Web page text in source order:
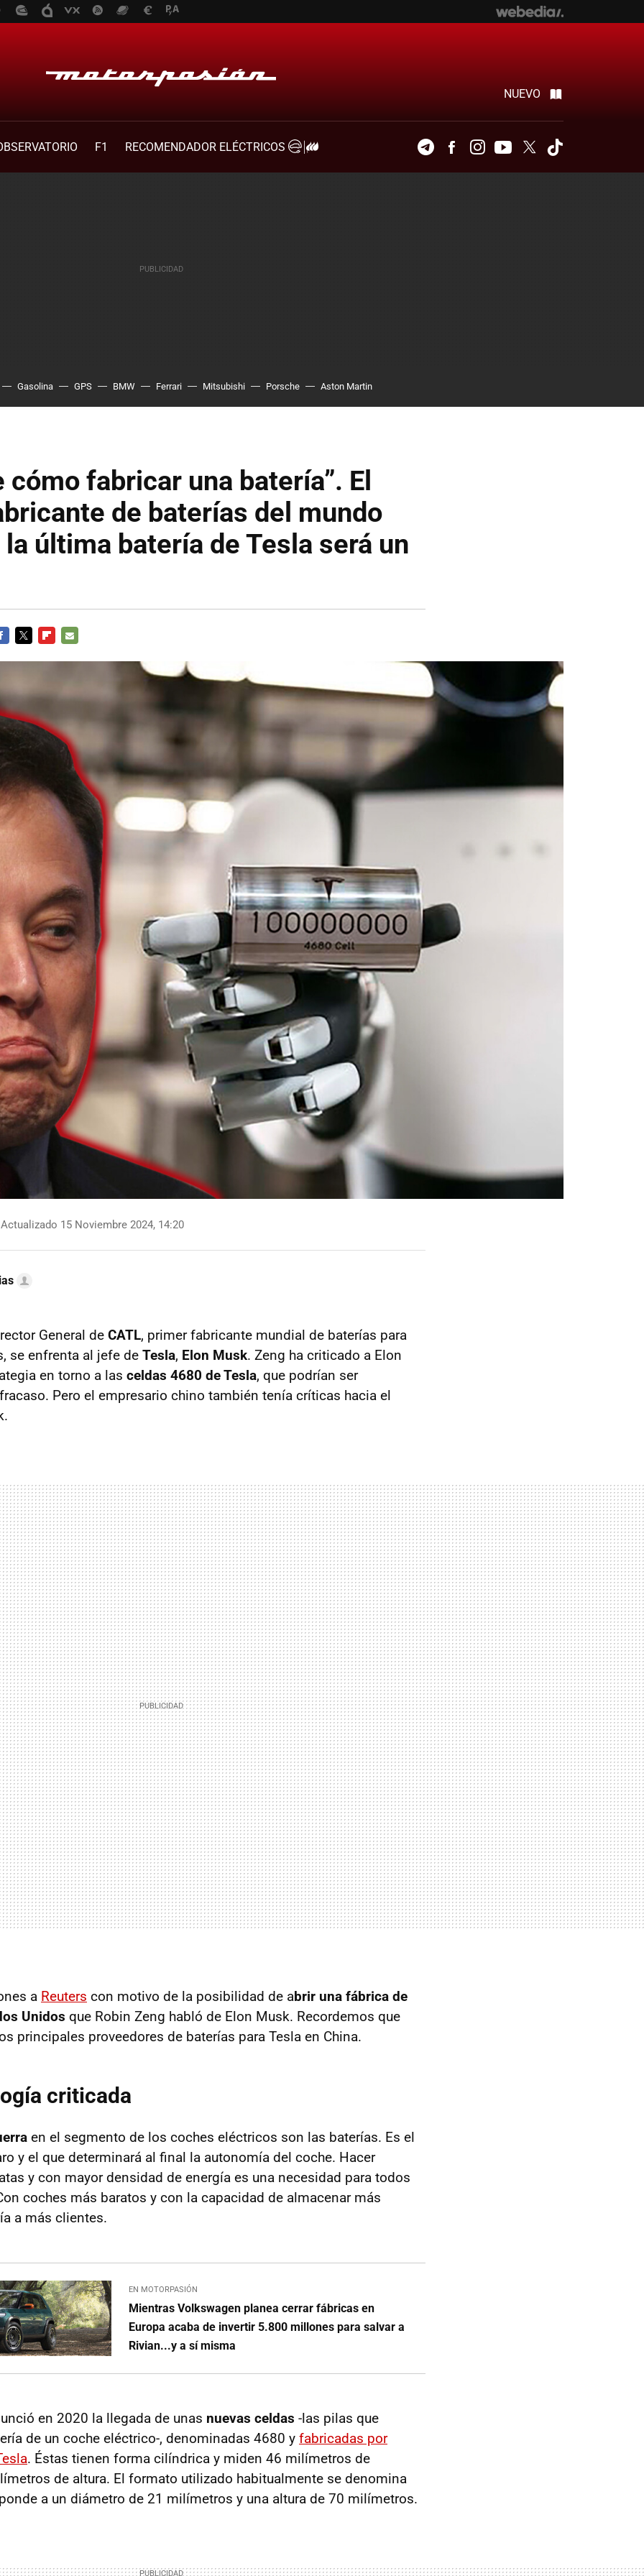
NUEVO
F1 RECOMENDADOR ELÉCTRICOS TelegramFacebookInstagramYoutubeTwitter
Gasolina GPS BMW Ferrari Mitsubishi Porsche Aston Martin
cómo fabricar una batería”. El
de baterías del mundo
última batería de Tesla será un
15 Noviembre 2024, 14:20
General de CATL, primer fabricante mundial de baterías para
se enfrenta al jefe de Tesla, Elon Musk. Zeng ha criticado a Elon
en torno a las celdas 4680 de Tesla, que podrían ser
Pero el empresario chino también tenía críticas hacia el
a Reuters con motivo de la posibilidad de abrir una fábrica de
Unidos que Robin Zeng habló de Elon Musk. Recordemos que
principales proveedores de baterías para Tesla en China.
criticada
en el segmento de los coches eléctricos son las baterías. Es el
y el que determinará al final la autonomía del coche. Hacer
y con mayor densidad de energía es una necesidad para todos
coches más baratos y con la capacidad de almacenar más
a más clientes.
EN MOTORPASIÓN
Mientras Volkswagen planea cerrar fábricas en
Europa acaba de invertir 5.800 millones para salvar a
Rivian...y a sí misma
en 2020 la llegada de unas nuevas celdas -las pilas que
de un coche eléctrico-, denominadas 4680 y fabricadas por
. Éstas tienen forma cilíndrica y miden 46 milímetros de
de altura. El formato utilizado habitualmente se denomina
a un diámetro de 21 milímetros y una altura de 70 milímetros.